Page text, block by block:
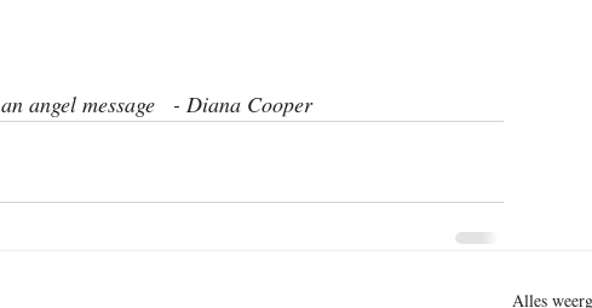
angel message   - Diana Cooper
Alles